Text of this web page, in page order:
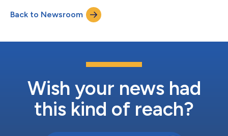
los equipos de seguridad obtener visibilidad y control sobre
todo el ciclo de vida de la identidad de máquina, desde la
creación y la gobernanza hasta la...
Back to Newsroom
Wish your news had
this kind of reach?